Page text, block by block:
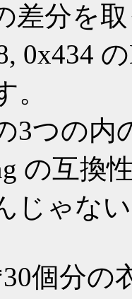
差分を
0x434
3つの内
の互換
じゃな
個分の